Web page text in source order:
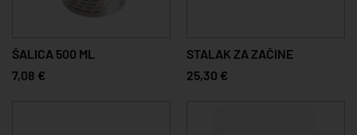
ŠALICA 500 ML
7,08 €
STALAK ZA ZAČINE
25,30 €